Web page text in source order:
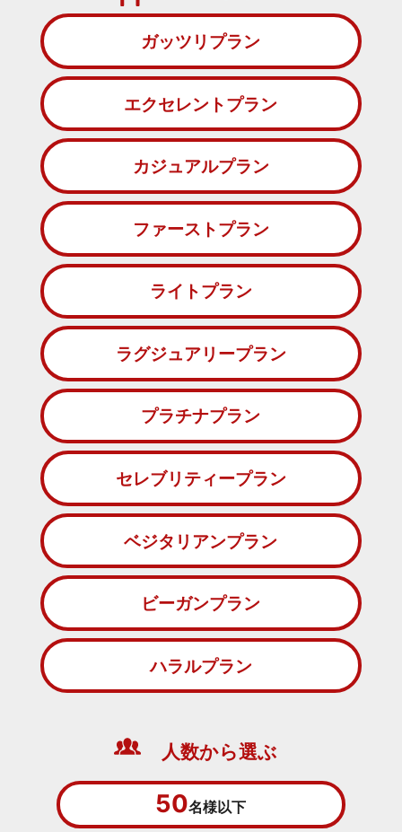
ガッツリプラン
エクセレントプラン
カジュアルプラン
ファーストプラン
ライトプラン
ラグジュアリープラン
プラチナプラン
セレブリティープラン
ベジタリアンプラン
ビーガンプラン
ハラルプラン
人数から選ぶ
50名様以下